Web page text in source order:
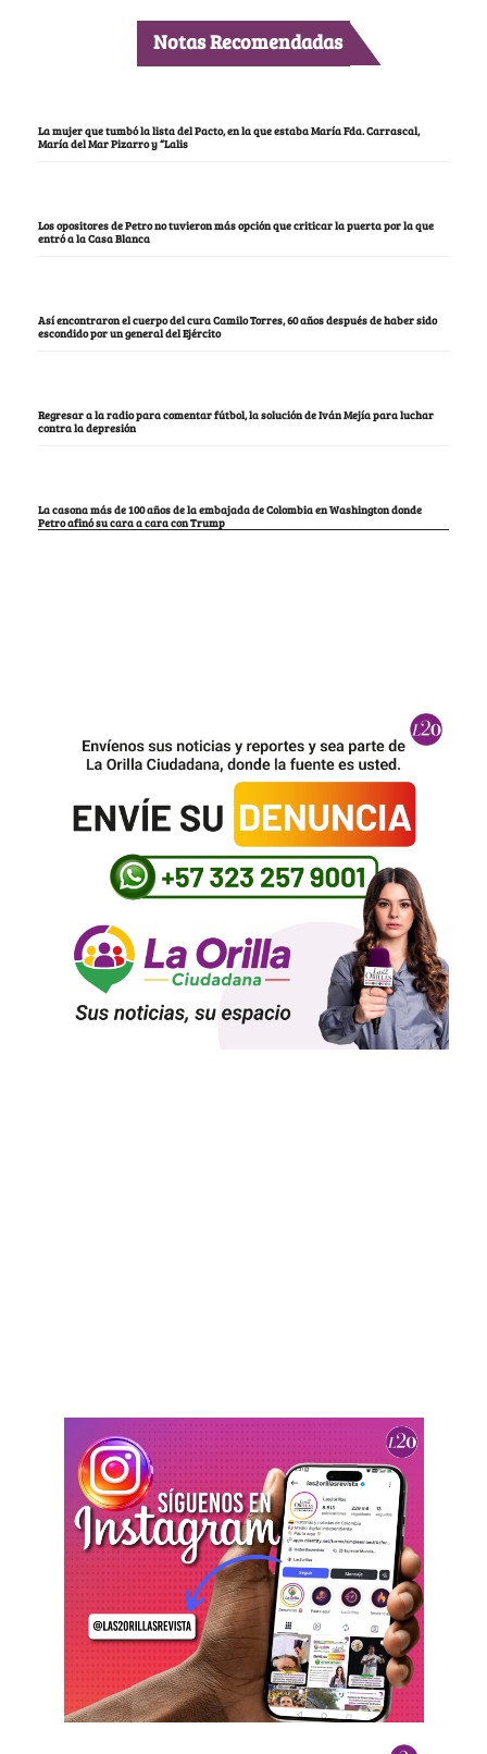
Notas Recomendadas
La mujer que tumbó la lista del Pacto, en la que estaba María Fda. Carrascal,
María del Mar Pizarro y “Lalis
Los opositores de Petro no tuvieron más opción que criticar la puerta por la que
entró a la Casa Blanca
Así encontraron el cuerpo del cura Camilo Torres, 60 años después de haber sido
escondido por un general del Ejército
Regresar a la radio para comentar fútbol, la solución de Iván Mejía para luchar
contra la depresión
La casona más de 100 años de la embajada de Colombia en Washington donde
Petro afinó su cara a cara con Trump